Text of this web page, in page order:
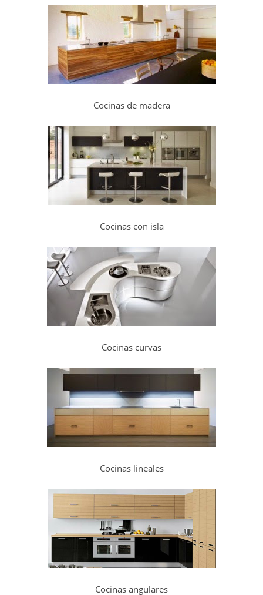
Cocinas de madera
Cocinas con isla
Cocinas curvas
Cocinas lineales
Cocinas angulares